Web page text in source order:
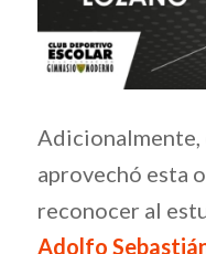
aprovechó esta
reconocer al
Adolfo